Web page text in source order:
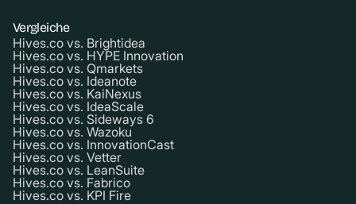
Vergleiche
Hives.co vs. Brightidea
Hives.co vs. HYPE Innovation
Hives.co vs. Qmarkets
Hives.co vs. Ideanote
Hives.co vs. KaiNexus
Hives.co vs. IdeaScale
Hives.co vs. Sideways 6
Hives.co vs. Wazoku
Hives.co vs. InnovationCast
Hives.co vs. Vetter
Hives.co vs. LeanSuite
Hives.co vs. Fabrico
Hives.co vs. KPI Fire